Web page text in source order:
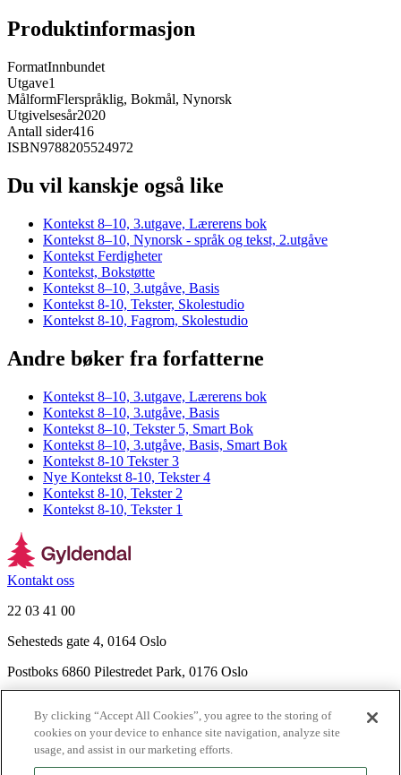
Produktinformasjon
FormatInnbundet
Utgave1
MålformFlerspråklig, Bokmål, Nynorsk
Utgivelsesår2020
Antall sider416
ISBN9788205524972
Du vil kanskje også like
Kontekst 8–10, 3.utgave, Lærerens bok
Kontekst 8–10, Nynorsk - språk og tekst, 2.utgåve
Kontekst Ferdigheter
Kontekst, Bokstøtte
Kontekst 8–10, 3.utgåve, Basis
Kontekst 8-10, Tekster, Skolestudio
Kontekst 8-10, Fagrom, Skolestudio
Andre bøker fra forfatterne
Kontekst 8–10, 3.utgave, Lærerens bok
Kontekst 8–10, 3.utgåve, Basis
Kontekst 8–10, Tekster 5, Smart Bok
Kontekst 8–10, 3.utgåve, Basis, Smart Bok
Kontekst 8-10 Tekster 3
Nye Kontekst 8-10, Tekster 4
Kontekst 8-10, Tekster 2
Kontekst 8-10, Tekster 1
Kontakt oss
22 03 41 00
Sehesteds gate 4, 0164 Oslo
Postboks 6860 Pilestredet Park, 0176 Oslo
Nyhetsbrev
Ledige stillinger
Send inn manus
By clicking “Accept All Cookies”, you agree to the storing of
cookies on your device to enhance site navigation, analyze site
usage, and assist in our marketing efforts.